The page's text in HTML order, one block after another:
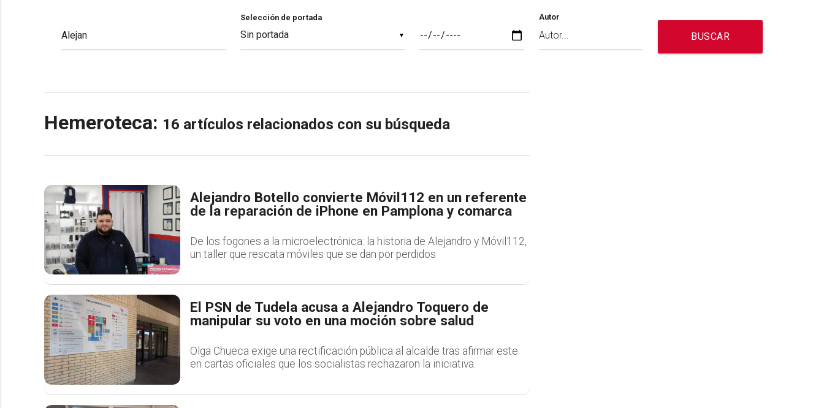
▼
Selección de portada Autor
BUSCAR
Hemeroteca: 16 artículos relacionados con su búsqueda
Alejandro Botello convierte Móvil112 en un referente
de la reparación de iPhone en Pamplona y comarca
De los fogones a la microelectrónica: la historia de Alejandro y Móvil112,
un taller que rescata móviles que se dan por perdidos
El PSN de Tudela acusa a Alejandro Toquero de
manipular su voto en una moción sobre salud
Olga Chueca exige una rectificación pública al alcalde tras afirmar este
en cartas oficiales que los socialistas rechazaron la iniciativa.